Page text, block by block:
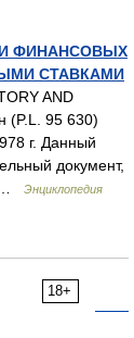
ФИНАНСОВЫХ
СТАВКАМИ
AND
(P.L. 95 630)
г. Данный
документ,
…
Энциклопедия
18+